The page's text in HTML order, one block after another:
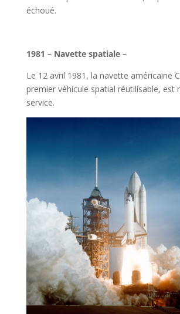
échoué.
1981 – Navette spatiale –
Le 12 avril 1981, la navette américaine
premier véhicule spatial réutilisable, est
service.